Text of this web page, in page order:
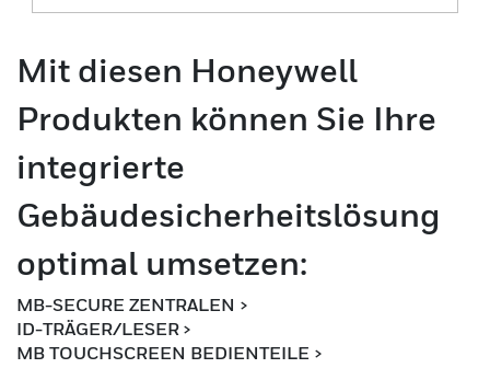
Mit diesen Honeywell
Produkten können Sie Ihre
integrierte
Gebäudesicherheitslösung
optimal umsetzen:
MB-SECURE ZENTRALEN >
ID-TRÄGER/LESER >
MB TOUCHSCREEN BEDIENTEILE >